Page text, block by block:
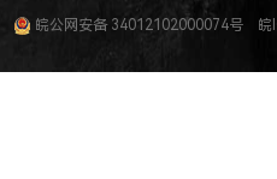
柜定制 全屋定制加盟 全屋整装 全屋定制
皖公网安备 34012102000074号 皖